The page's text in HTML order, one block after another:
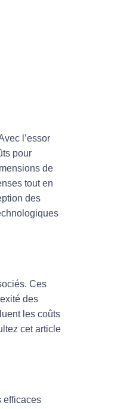
l’essor
pour
de
tout en
des
. Ces
des
les coûts
cet article
efficaces